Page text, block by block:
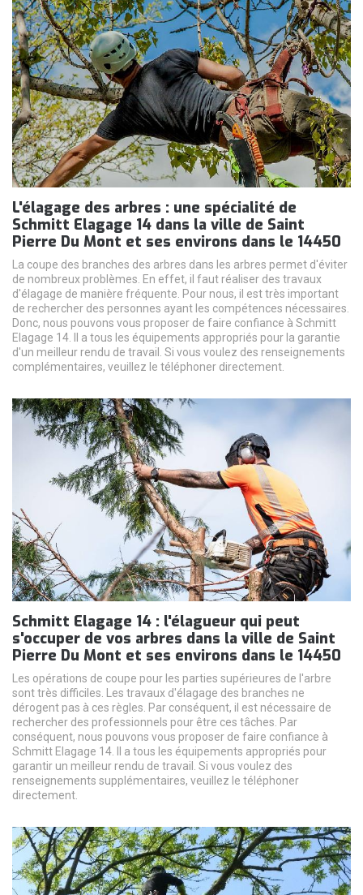
L'élagage des arbres : une spécialité de
Schmitt Elagage 14 dans la ville de Saint
Pierre Du Mont et ses environs dans le 14450
La coupe des branches des arbres dans les arbres permet d'éviter
de nombreux problèmes. En effet, il faut réaliser des travaux
d'élagage de manière fréquente. Pour nous, il est très important
de rechercher des personnes ayant les compétences nécessaires.
Donc, nous pouvons vous proposer de faire confiance à Schmitt
Elagage 14. Il a tous les équipements appropriés pour la garantie
d'un meilleur rendu de travail. Si vous voulez des renseignements
complémentaires, veuillez le téléphoner directement.
Schmitt Elagage 14 : l'élagueur qui peut
s'occuper de vos arbres dans la ville de Saint
Pierre Du Mont et ses environs dans le 14450
Les opérations de coupe pour les parties supérieures de l'arbre
sont très difficiles. Les travaux d'élagage des branches ne
dérogent pas à ces règles. Par conséquent, il est nécessaire de
rechercher des professionnels pour être ces tâches. Par
conséquent, nous pouvons vous proposer de faire confiance à
Schmitt Elagage 14. Il a tous les équipements appropriés pour
garantir un meilleur rendu de travail. Si vous voulez des
renseignements supplémentaires, veuillez le téléphoner
directement.